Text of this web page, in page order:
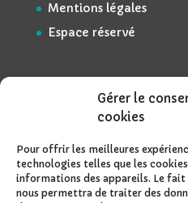
Gérer le
cookies
Pour offrir les meilleures
technologies telles que les
informations des appareils. Le
nous permettra de traiter des
Mentions légales
Espace réservé